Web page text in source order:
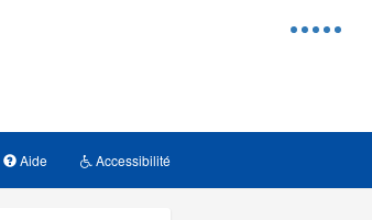
Menu
Aide Accessibilité